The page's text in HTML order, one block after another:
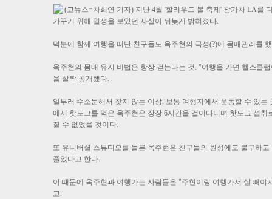
(고뉴스=차희연 기자) 지난 4월 '할리우드 볼 축제' 참가차 LA를
가꾸기 위해 열성을 보였던 사실이 뒤늦게 밝혀졌다.
덕분에 함께 여행을 떠난 친구들도 옥주현의 극성(?)에 몸매관리를
옥주현의 몸매 유지 비법은 항상 걷는다는 것. "여행을 가면 헬스클
을 살짝 공개했다.
일부러 수소문해서 찾지 않는 이상, 보통 여행지에서 운동할 수 있
에서 핫도그를 먹은 옥주현은 장장 6시간을 걸어다니며 핫도그 섭
질 수 없었을 것이다.
또 유니버셜 스튜디오를 들른 옥주현은 친구들의 원성에도 불구하
줄었다고 한다.
이 때문에 옥주현과 여행가는 사람들은 "주현이랑 여행가서 살 빼
고.